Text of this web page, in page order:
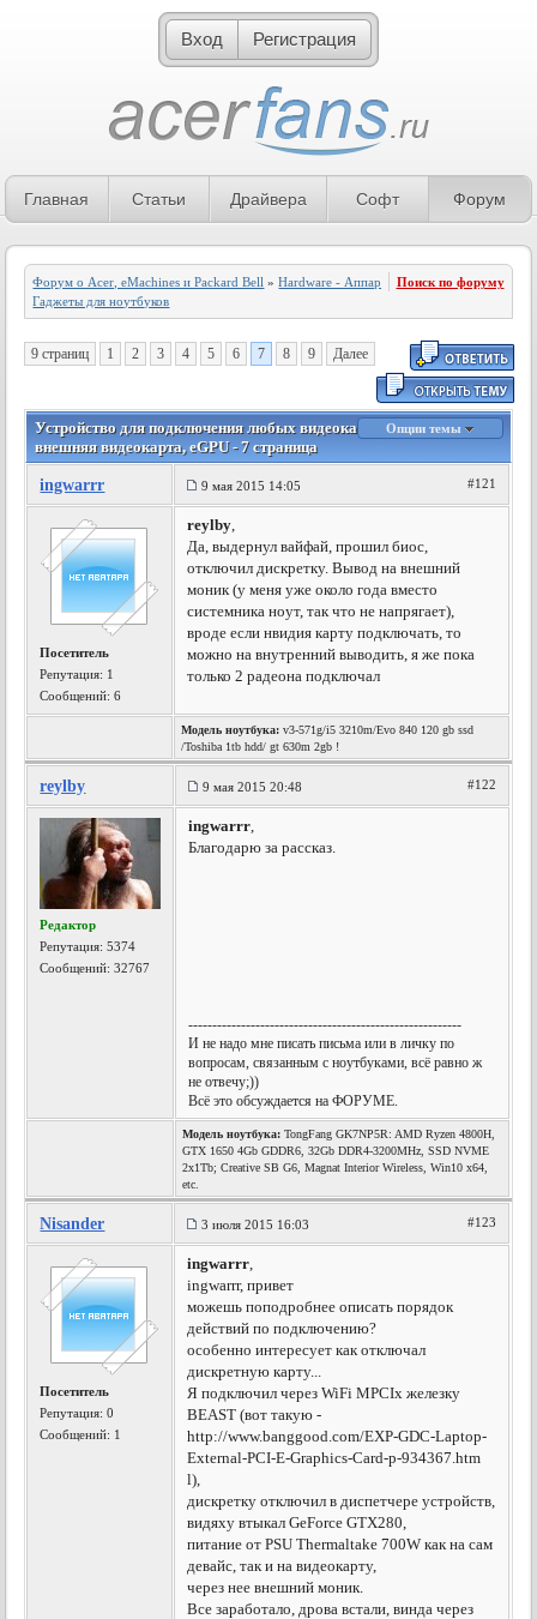
Вход Регистрация
Главная Статьи Драйвера Софт Форум
Форум о Acer, eMachines и Packard Bell »Hardware - Аппаратное обеспечение»
Гаджеты для ноутбуков
Поиск по форуму
9 страниц 1 2 3 4 5 6 7 8 9 Далее
Устройство для подключения любых видеокарт к ноутбуку,
внешняя видеокарта, eGPU - 7 страница
Опции темы
ingwarrr 9 мая 2015 14:05 #121
Посетитель
Репутация: 1
Сообщений: 6
reylby,
Да, выдернул вайфай, прошил биос,
отключил дискретку. Вывод на внешний
моник (у меня уже около года вместо
системника ноут, так что не напрягает),
вроде если нвидия карту подключать, то
можно на внутренний выводить, я же пока
только 2 радеона подключал
Модель ноутбука: v3-571g/i5 3210m/Evo 840 120 gb ssd
/Toshiba 1tb hdd/ gt 630m 2gb !
reylby 9 мая 2015 20:48 #122
Редактор
Репутация:5374
Сообщений: 32767
ingwarrr,
Благодарю за рассказ.
---------------------------------------------------------
И не надо мне писать письма или в личку по
вопросам, связанным с ноутбуками, всё равно ж
не отвечу;))
Всё это обсуждается на ФОРУМЕ.
Модель ноутбука: TongFang GK7NP5R: AMD Ryzen 4800H,
GTX 1650 4Gb GDDR6, 32Gb DDR4-3200MHz, SSD NVME
2x1Tb; Creative SB G6, Magnat Interior Wireless, Win10 x64,
etc.
Nisander 3 июля 2015 16:03 #123
Посетитель
Репутация:0
Сообщений: 1
ingwarrr,
ingwarrr, привет
можешь поподробнее описать порядок
действий по подключению?
особенно интересует как отключал
дискретную карту...
Я подключил через WiFi MPCIx железку
BEAST (вот такую -
http://www.banggood.com/EXP-GDC-Laptop-
External-PCI-E-Graphics-Card-p-934367.htm
l),
дискретку отключил в диспетчере устройств,
видяху втыкал GeForce GTX280,
питание от PSU Thermaltake 700W как на сам
девайс, так и на видеокарту,
через нее внешний моник.
Все заработало, дрова встали, винда через